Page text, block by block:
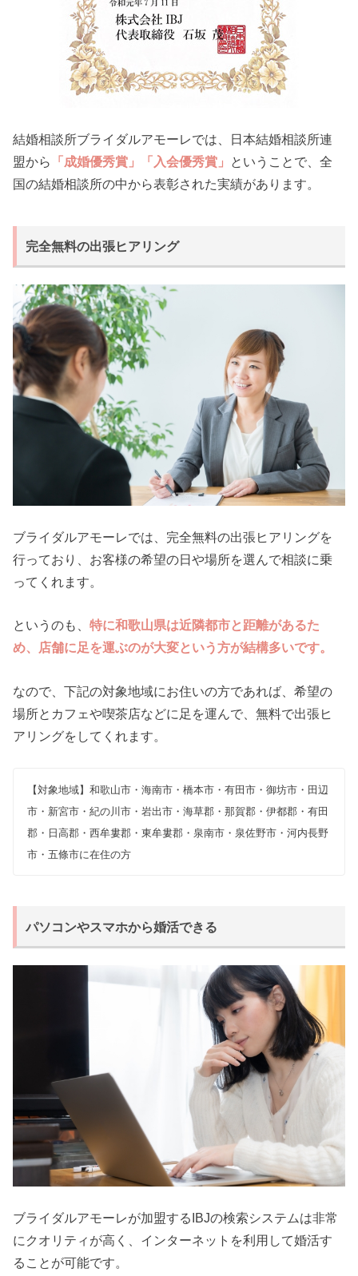
結婚相談所ブライダルアモーレでは、日本結婚相談所連
盟から
「成婚優秀賞」「入会優秀賞」 ということで、全
国の結婚相談所の中から表彰された実績があります。
完全無料の出張ヒアリング
ブライダルアモーレでは、完全無料の出張ヒアリングを
行っており、お客様の希望の日や場所を選んで相談に乗
ってくれます。
というのも、特に和歌山県は近隣都市と距離があるた
め、店舗に足を運ぶのが大変という方が結構多いです。
なので、下記の対象地域にお住いの方であれば、希望の
場所とカフェや喫茶店などに足を運んで、無料で出張ヒ
アリングをしてくれます。
【対象地域】和歌山市・海南市・橋本市・有田市・御坊市・田辺
市・新宮市・紀の川市・岩出市・海草郡・那賀郡・伊都郡・有田
郡・日高郡・西牟婁郡・東牟婁郡・泉南市・泉佐野市・河内長野
市・五條市に在住の方
パソコンやスマホから婚活できる
ブライダルアモーレが加盟するIBJの検索システムは非常
にクオリティが高く、インターネットを利用して婚活す
ることが可能です。